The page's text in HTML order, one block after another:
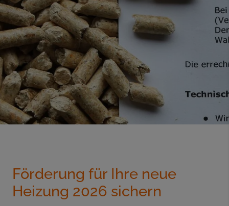
Förderung für Ihre neue
Heizung 2026 sichern